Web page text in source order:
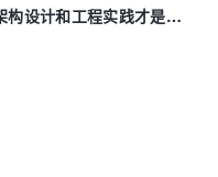
设计和工程实践才是稀